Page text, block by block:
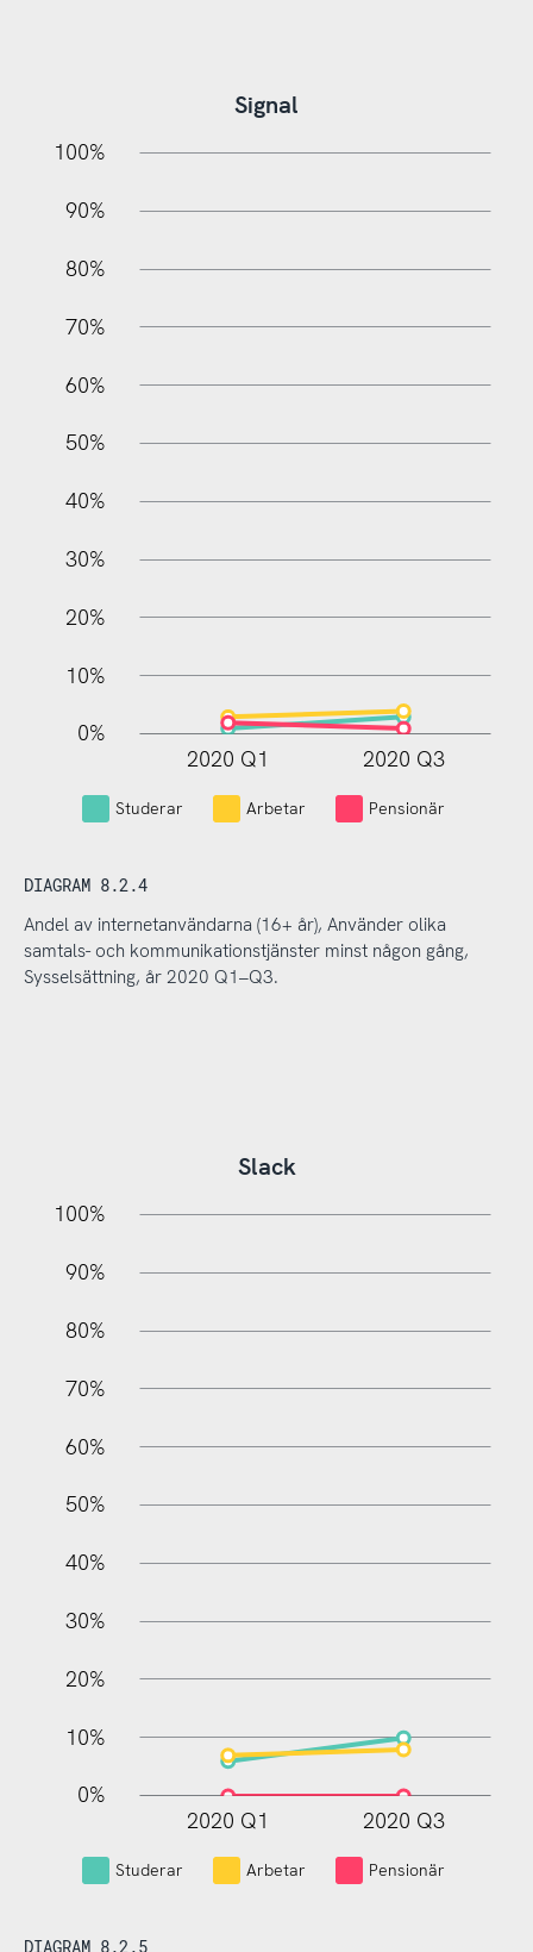
Signal
10%
100%
90%
80%
70%
60%
50%
40%
30%
20%
10%
0%
2020 Q1 2020 Q3
Studerar Arbetar Pensionär
DIAGRAM 8.2.4
Andel av internetanvändarna (16+ år), Använder olika
samtals- och kommunikationstjänster minst någon gång,
Sysselsättning, år 2020 Q1–Q3.
Slack
10%
100%
90%
80%
70%
60%
50%
40%
30%
20%
10%
0%
2020 Q1 2020 Q3
Studerar Arbetar Pensionär
DIAGRAM 8.2.5